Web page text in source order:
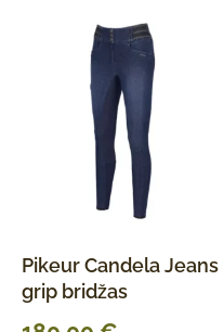
Pikeur Candela Jeans
grip bridžas